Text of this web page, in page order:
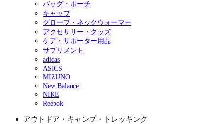
バッグ・ポーチ
キャップ
グローブ・ネックウォーマー
アクセサリー・グッズ
ケア・サポーター用品
サプリメント
adidas
ASICS
MIZUNO
New Balance
NIKE
Reebok
アウトドア・キャンプ・トレッキング